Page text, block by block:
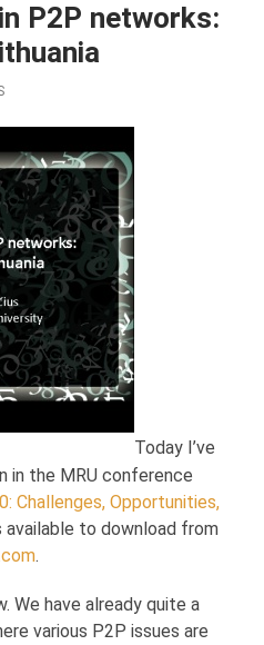
P2P networks:
Today I’ve
in the MRU conference
Challenges, Opportunities,
available to download from
.
We have already quite a
various P2P issues are